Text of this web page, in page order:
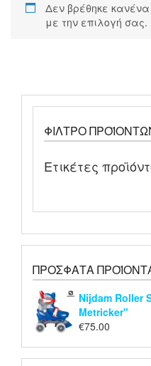
Δεν βρέθηκε κανένα
με την επιλογή σας.
ΦΊΛΤΡΟ
Ετικέτες
ΠΡΌΣΦΑΤΑ
Nijdam Roller
Metricker"
€75.00